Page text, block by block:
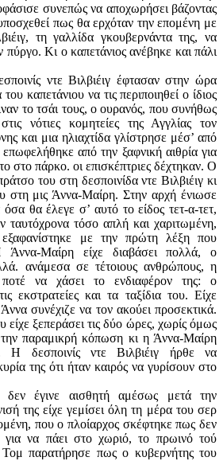
συνεπώς να αποχωρήσει βάζοντας
πως θα ερχόταν την επομένη με
τη γαλλίδα γκουβερνάντα της, να
πύργο. Κι ο καπετάνιος ανέβηκε και πάλι
ντε Βιλβιέιγ έφτασαν στην ώρα
καπετάνιου να τις περιποιηθεί ο ίδιος
το τσάι τους, ο ουρανός, που συνήθως
νότιες κομητείες της Αγγλίας τον
και μια ηλιαχτίδα γλίστρησε μέσ’ από
από την ξαφνική αιθρία για
στο πάρκο. οι επισκέπτριες δέχτηκαν. Ο
του στη δεσποινίδα ντε Βιλβιέιγ κι
στη μις Άννα-Μαίρη. Στην αρχή ένιωσε
θα έλεγε σ’ αυτό το ­είδος τετ-α-τετ,
τόσο απλή και χαριτωμένη,
με την πρώτη λέξη που
Μαίρη είχε διαβάσει πολλά, ο
ανάμεσα σε τέτοιους ανθρώπους, η
να χάσει το ενδιαφέρον της: ο
εκστρατείες και τα ταξίδια του. Είχε
συνέχιζε να τον ακούει προσεκτικά.
είχε ξεπεράσει τις δύο ώρες, χωρίς όμως
την παραμικρή κόπωση κι η Άννα-Μαίρη
Η δεσποινίς ντε Βιλ­βιέιγ ήρθε να
της ότι ήταν καιρός να γυρίσουν στο
έγινε αισθητή αμέσως μετά την
της είχε γεμίσει όλη τη μέρα του σερ
που ο πλοίαρχος σκέφτηκε πως δεν
να πάει στο χωριό, το πρωινό τού
παρατήρησε πως ο κυβερνήτης του